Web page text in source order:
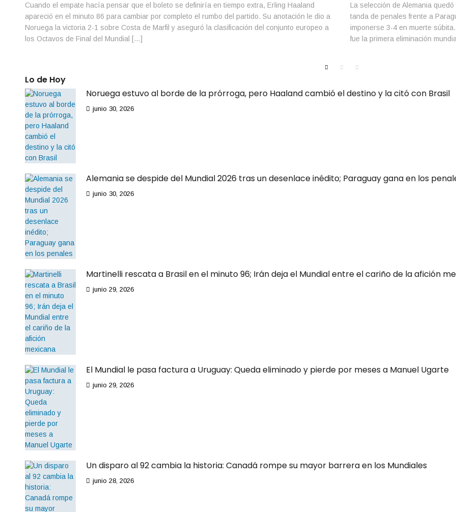
Cuando el empate hacía pensar que el boleto se definiría en tiempo extra, Erling Haaland
apareció en el minuto 86 para cambiar por completo el rumbo del partido. Su anotación le dio a
Noruega la victoria 2-1 sobre Costa de Marfil y aseguró la clasificación del conjunto europeo a
los Octavos de Final del Mundial […]
La selección de Alemania
tanda de penales frente a
imponerse 3-4 en muerte
fue la primera eliminación
Lo de Hoy
Noruega estuvo al borde de la prórroga, pero Haaland cambió el destino y la citó con Brasil
junio 30, 2026
Alemania se despide del Mundial 2026 tras un desenlace inédito; Paraguay gana en los
junio 30, 2026
Martinelli rescata a Brasil en el minuto 96; Irán deja el Mundial entre el cariño de la afición
junio 29, 2026
El Mundial le pasa factura a Uruguay: Queda eliminado y pierde por meses a Manuel Ugarte
junio 29, 2026
Un disparo al 92 cambia la historia: Canadá rompe su mayor barrera en los Mundiales
junio 28, 2026